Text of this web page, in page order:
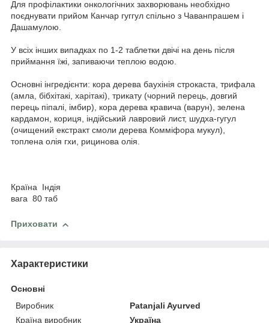
Для профілактики онкологічних захворювань необхідно
поєднувати прийом Канчар гуггул спільно з Чаванпрашем і
Дашамулою.
У всіх інших випадках по 1-2 таблетки двічі на день після
приймання їжі, запиваючи теплою водою.
Основні інгредієнти: кора дерева баухінія строкаста, трифала
(амла, бібхітакі, харітакі), трикату (чорний перець, довгий
перець піпалі, імбир), кора дерева кравича (варун), зелена
кардамон, кориця, індійський лавровий лист, шудха-гугул
(очищений екстракт смоли дерева Комміфора мукул),
топлена олія гхи, рицинова олія.
Країна Індія
вага 80 таб
Приховати
Характеристики
Основні
Виробник
Patanjali Ayurved
Країна виробник
Україна